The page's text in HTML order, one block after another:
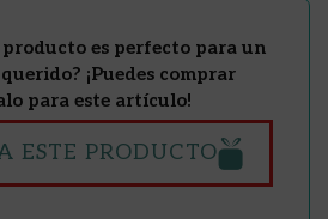
producto es perfecto para un
¡Puedes comprar
para este artículo!
ESTE PRODUCTO